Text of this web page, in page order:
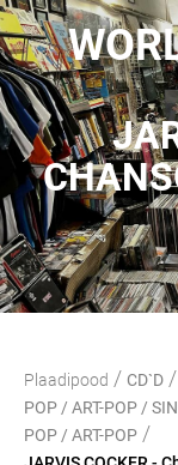
Plaadipood / CD`D /
POP / ART-POP /
POP / ART-POP /